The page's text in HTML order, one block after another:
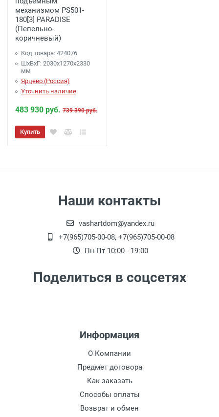
Подъем Мебели (Крупногабаритные вещи)
Подъем от 350 рублей этаж (включая
первый)
Подъем от 700 рублей при использовании
грузового лифта
Сборка мебели
Сборка: 10% от стоимости (но не менее 1500
рублей)
механизмом PS501-
180[3] PARADISE
(Пепельно-
коричневый)
Код товара: 424076
ШхВхГ: 2030х1270х2330
мм
Ярцево (Россия)
Уточнить наличие
483 930 руб. 739 390 руб.
Купить
Наши контакты
vashartdom@yandex.ru
+7(965)705-00-08, +7(965)705-00-08
Пн-Пт 10:00 - 19:00
Поделиться в соцсетях
Информация
О Компании
Предмет договора
Как заказать
Способы оплаты
Возврат и обмен